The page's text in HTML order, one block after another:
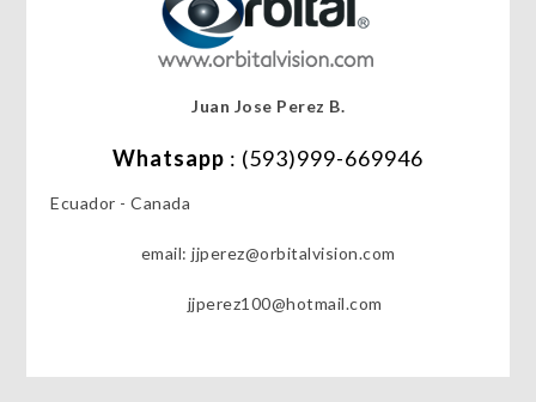
Juan Jose Perez B.
Whatsapp : (593)999-669946
Ecuador - Canada
email: jjperez@orbitalvision.com
jjperez100@hotmail.com